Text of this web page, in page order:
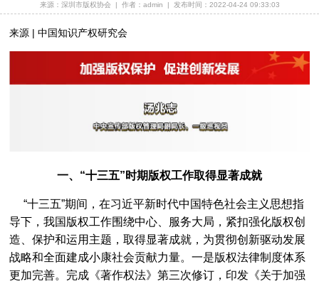
深圳市版权纠纷人民调解委员会第四届调解员名单公示 [2025-09-12]
同心同向绘蓝图，专业深耕立标杆 | 市版权协会第五届常务理事会第七次会议圆满召开 [2025-08-15]
“知识产权与音乐：感受知识产权的节拍” 知识产权宣传周主题活动在深圳大学成功举办 [2025-04-25]
报名倒计时 | 香港国际授权展×亚洲授权业会议！席位有限，立即锁定→ [2025-03-26]
会员风采 | 家喻户晓，孩子爱看 ~这部高收视精品动画，来自深圳！ | 城市英雄191期 [2025-03-13]
来源：深圳市版权协会 | 作者：admin | 发布时间：2022-04-24 09:33:03
来源 | 中国知识产权研究会
一、“十三五”时期版权工作取得显著成就
“十三五”期间，在习近平新时代中国特色社会主义思想指
导下，我国版权工作围绕中心、服务大局，紧扣强化版权创
造、保护和运用主题，取得显著成就，为贯彻创新驱动发展
战略和全面建成小康社会贡献力量。一是版权法律制度体系
更加完善。完成《著作权法》第三次修订，印发《关于加强